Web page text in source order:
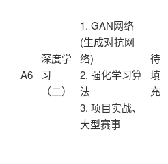
A6
深度学
习
（二）
1. GAN网络
(生成对抗网
络)
2. 强化学习算
法
3. 项目实战、
大型赛事
待
填
充